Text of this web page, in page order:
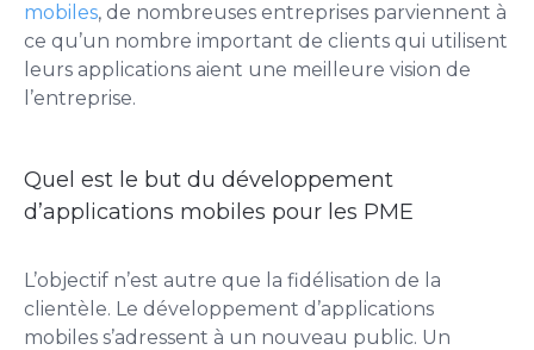
mobiles, de nombreuses entreprises parviennent à
ce qu’un nombre important de clients qui utilisent
leurs applications aient une meilleure vision de
l’entreprise.
Quel est le but du développement
d’applications mobiles pour les PME
L’objectif n’est autre que la fidélisation de la
clientèle. Le développement d’applications
mobiles s’adressent à un nouveau public. Un